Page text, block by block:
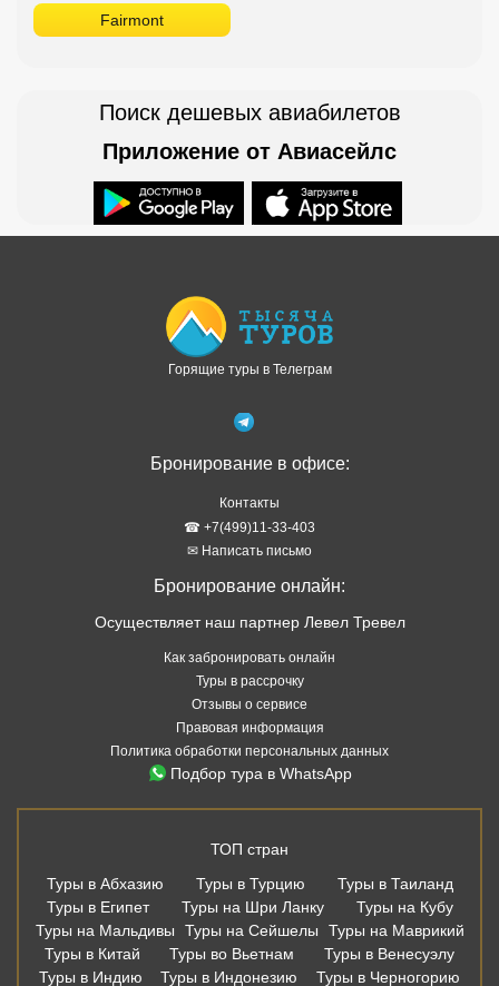
Fairmont
Поиск дешевых авиабилетов
Приложение от Авиасейлс
Горящие туры в Телеграм
Бронирование в офисе:
Контакты
☎ +7(499)11-33-403
✉ Написать письмо
Бронирование онлайн:
Осуществляет наш партнер Левел Тревел
Как забронировать онлайн
Туры в рассрочку
Отзывы о сервисе
Правовая информация
Политика обработки персональных данных
Подбор тура в WhatsApp
ТОП стран
Туры в Абхазию
Туры в Турцию
Туры в Таиланд
Туры в Египет
Туры на Шри Ланку
Туры на Кубу
Туры на Мальдивы
Туры на Сейшелы
Туры на Маврикий
Туры в Китай
Туры во Вьетнам
Туры в Венесуэлу
Туры в Индию
Туры в Индонезию
Туры в Черногорию